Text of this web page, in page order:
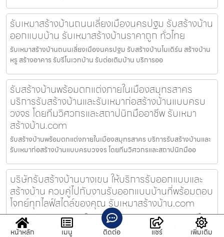
รับเหมาสร้างบ้านถนนเลี่ยงเมืองนครปฐม รับสร้างบ้าน
ออกแบบบ้าน รับเหมาสร้างบ้านราคาถูก ทั่วไทย
รับเหมาสร้างบ้านถนนเลี่ยงเมืองนครปฐม รับสร้างบ้านโมเดิร์น สร้างบ้าน
หรู สร้างอาคาร รับรีโนเวทบ้าน รับต่อเติมบ้าน บริการออ
รับสร้างบ้านพร้อมตกแต่งภายในเมืองสมุทรสาคร
บริการรับสร้างบ้านและรับเหมาก่อสร้างบ้านแบบครบ
วงจร โดยทีมวิศวกรและสถาปนิกมืออาชีพ รับเหมา
สร้างบ้าน.com
รับสร้างบ้านพร้อมตกแต่งภายในเมืองสมุทรสาคร บริการรับสร้างบ้านและ
รับเหมาก่อสร้างบ้านแบบครบวงจร โดยทีมวิศวกรและสถาปนิกมืออ
บริษัทรับสร้างบ้านบางเขน ให้บริการรับออกแบบและ
สร้างบ้าน ควบคู่ไปกับงานรับออกแบบบ้านที่พร้อมตอบ
โจทย์ทุกไลฟ์สไตล์ของคุณ รับเหมาสร้างบ้าน.com
บริษัทรับสร้างบ้านบางเขน ให้บริการรับออกแบบและสร้างบ้าน ควบคู่ไปกับ
งานรับออกแบบบ้านที่พร้อมตอบโจทย์ทุกไลฟ์สไตล์ของคุณ รั
หน้าหลัก เมนู ติดต่อ แชร์ เพิ่มเติม